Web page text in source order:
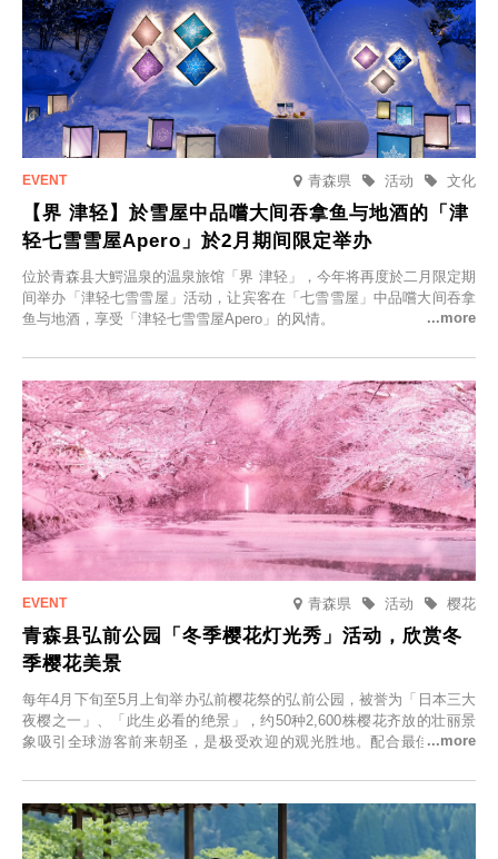
青森県 文化
活动
【界 津轻】於雪屋中品嚐大间吞拿鱼与地酒的「津
轻七雪雪屋Apero」於2月期间限定举办
位於青森县大鰐温泉的温泉旅馆「界 津轻」，今年将再度於二月限定期
间举办「津轻七雪雪屋」活动，让宾客在「七雪雪屋」中品嚐大间吞拿
鱼与地酒，享受「津轻七雪雪屋Apero」的风情。
青森県 樱花
活动
青森县弘前公园「冬季樱花灯光秀」活动，欣赏冬
季樱花美景
每年4月下旬至5月上旬举办弘前樱花祭的弘前公园，被誉为「日本三大
夜樱之一」、「此生必看的绝景」，约50种2,600株樱花齐放的壮丽景
象吸引全球游客前来朝圣，是极受欢迎的观光胜地。配合最佳观雪时
「冬季樱花灯光秀」。